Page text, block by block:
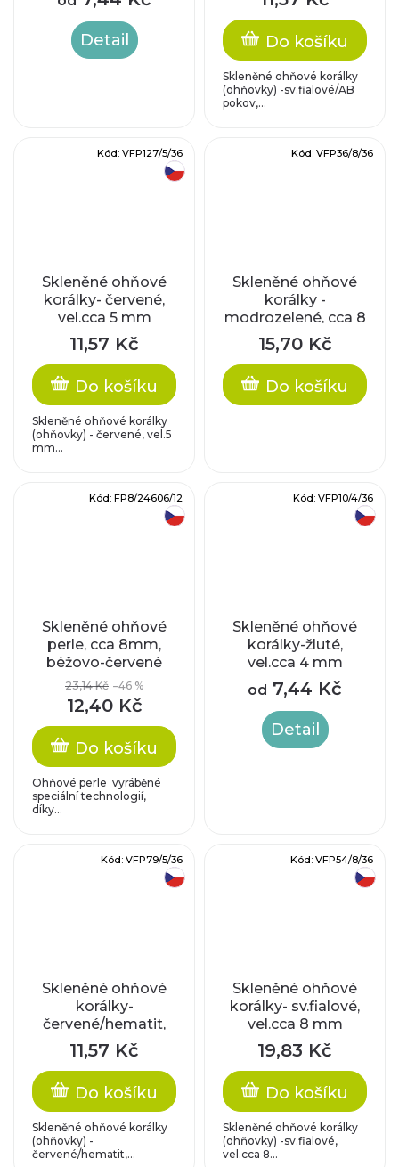
mm
Detail Do košíku
Skleněné ohňové korálky
(ohňovky) -sv.fialové/AB
pokov,...
Skleněné ohňové
korálky- červené,
vel.cca 5 mm
11,57 Kč
Do košíku
Skleněné ohňové korálky
(ohňovky) - červené, vel.5
mm...
Kód: VFP127/5/36
Skleněné ohňové
korálky -
modrozelené, cca 8
mm
15,70 Kč
Do košíku
Kód: VFP36/8/36
Skleněné ohňové
perle, cca 8mm,
béžovo-červené
23,14 Kč –46 %
12,40 Kč
Do košíku
Ohňové perle vyráběné
speciální technologií,
díky...
Kód: FP8/24606/12
Skleněné ohňové
korálky-žluté,
vel.cca 4 mm
od 7,44 Kč
Detail
Kód: VFP10/4/36
Skleněné ohňové
korálky-
červené/hematit,
vel.cca 5 mm
11,57 Kč
Do košíku
Skleněné ohňové korálky
(ohňovky) -
červené/hematit,...
Kód: VFP79/5/36
Skleněné ohňové
korálky- sv.fialové,
vel.cca 8 mm
19,83 Kč
Do košíku
Skleněné ohňové korálky
(ohňovky) -sv.fialové,
vel.cca 8...
Kód: VFP54/8/36